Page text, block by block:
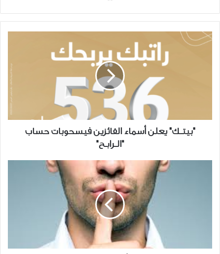
"بيتــك"
يعلن
"بيتــك" يعلن أسماء الفائزين فيسحوبات حساب
"الــرابــح"
صندوق